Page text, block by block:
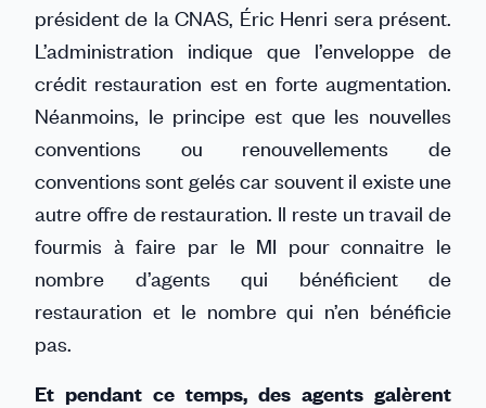
président de la CNAS, Éric Henri sera présent.
L’administration indique que l’enveloppe de
crédit restauration est en forte augmentation.
Néanmoins, le principe est que les nouvelles
conventions ou renouvellements de
conventions sont gelés car souvent il existe une
autre offre de restauration. Il reste un travail de
fourmis à faire par le MI pour connaitre le
nombre d’agents qui bénéficient de
restauration et le nombre qui n’en bénéficie
pas.
Et pendant ce temps, des agents galèrent